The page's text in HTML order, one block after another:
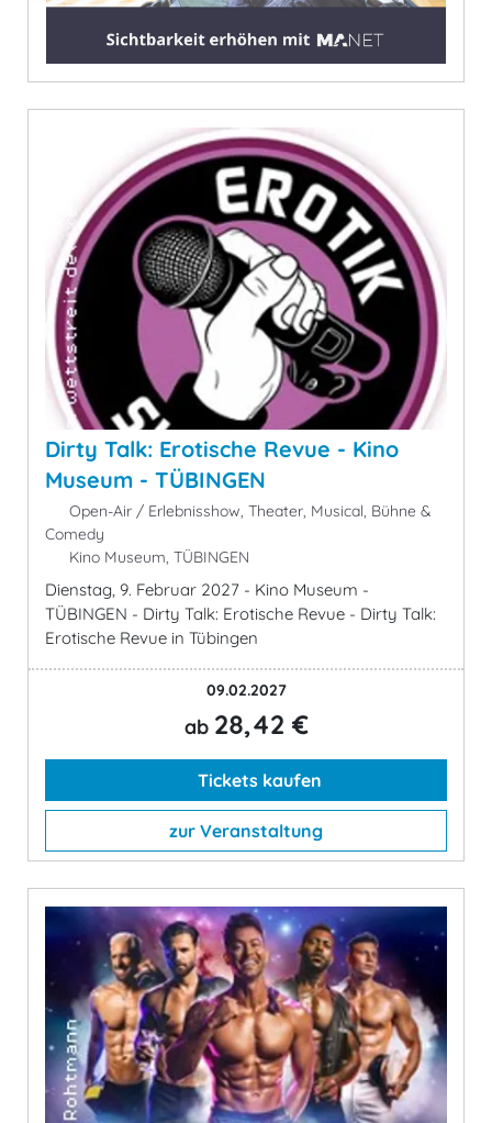
Dirty Talk: Erotische Revue - Kino
Museum - TÜBINGEN
Open-Air / Erlebnisshow, Theater, Musical, Bühne &
Comedy
Kino Museum, TÜBINGEN
Dienstag, 9. Februar 2027 - Kino Museum -
TÜBINGEN - Dirty Talk: Erotische Revue - Dirty Talk:
Erotische Revue in Tübingen
09.02.2027
ab 28,42 €
Tickets kaufen
zur Veranstaltung